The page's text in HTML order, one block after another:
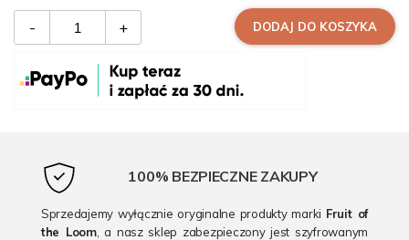
- + DODAJ DO KOSZYKA
100% BEZPIECZNE ZAKUPY
Sprzedajemy wyłącznie oryginalne produkty marki Fruit of
the Loom, a nasz sklep zabezpieczony jest szyfrowanym